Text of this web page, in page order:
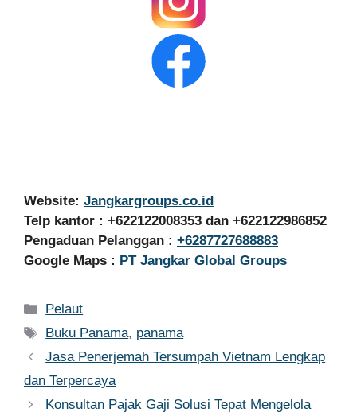
Website: Jangkargroups.co.id
Telp kantor : +622122008353 dan +622122986852
Pengaduan Pelanggan : +6287727688883
Google Maps : PT Jangkar Global Groups
Kategori
Pelaut
Tag
Buku Panama, panama
Jasa Penerjemah Tersumpah Vietnam Lengkap
dan Terpercaya
Konsultan Pajak Gaji Solusi Tepat Mengelola